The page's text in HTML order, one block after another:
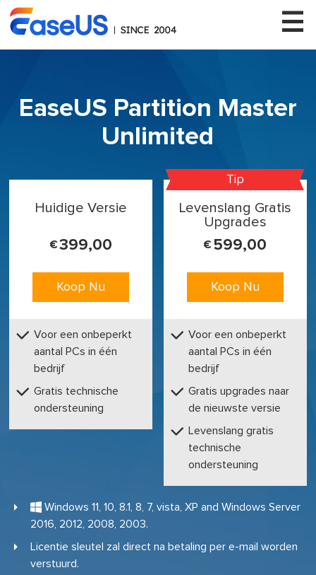
EaseUS
EaseUS Partition Master
Unlimited
Huidige Versie
€399,00
Koop Nu
Voor een onbeperkt
aantal PCs in één
bedrijf
Gratis technische
ondersteuning
Tip
Levenslang Gratis
Upgrades
€599,00
Koop Nu
Voor een onbeperkt
aantal PCs in één
bedrijf
Gratis upgrades naar
de nieuwste versie
Levenslang gratis
technische
ondersteuning
 Windows 11, 10, 8.1, 8, 7, vista, XP and Windows Server
2016, 2012, 2008, 2003.
Licentie sleutel zal direct na betaling per e-mail worden
verstuurd.